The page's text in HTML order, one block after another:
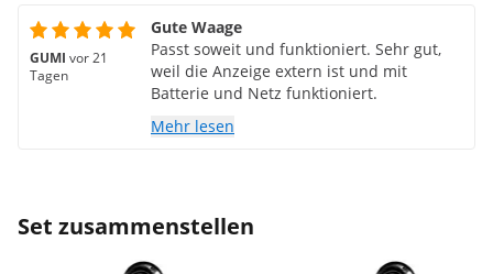
GUMI vor 21
Tagen
Gute Waage
Passt soweit und funktioniert. Sehr gut,
weil die Anzeige extern ist und mit
Batterie und Netz funktioniert.
Mehr lesen
Set zusammenstellen